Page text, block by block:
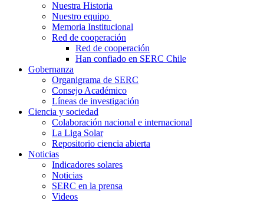
Nuestra Historia
Nuestro equipo
Memoria Institucional
Red de cooperación
Red de cooperación
Han confiado en SERC Chile
Gobernanza
Organigrama de SERC
Consejo Académico
Líneas de investigación
Ciencia y sociedad
Colaboración nacional e internacional
La Liga Solar
Repositorio ciencia abierta
Noticias
Indicadores solares
Noticias
SERC en la prensa
Videos